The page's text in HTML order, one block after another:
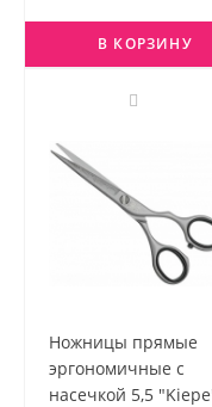
В КОРЗИНУ
Ножницы прямые
эргономичные с
насечкой 5,5